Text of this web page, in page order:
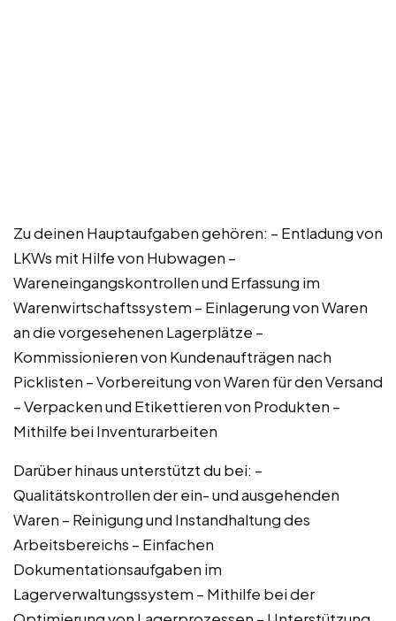
Zu deinen Hauptaufgaben gehören: – Entladung von
LKWs mit Hilfe von Hubwagen –
Wareneingangskontrollen und Erfassung im
Warenwirtschaftssystem – Einlagerung von Waren
an die vorgesehenen Lagerplätze –
Kommissionieren von Kundenaufträgen nach
Picklisten – Vorbereitung von Waren für den Versand
– Verpacken und Etikettieren von Produkten –
Mithilfe bei Inventurarbeiten
Darüber hinaus unterstützt du bei: –
Qualitätskontrollen der ein- und ausgehenden
Waren – Reinigung und Instandhaltung des
Arbeitsbereichs – Einfachen
Dokumentationsaufgaben im
Lagerverwaltungssystem – Mithilfe bei der